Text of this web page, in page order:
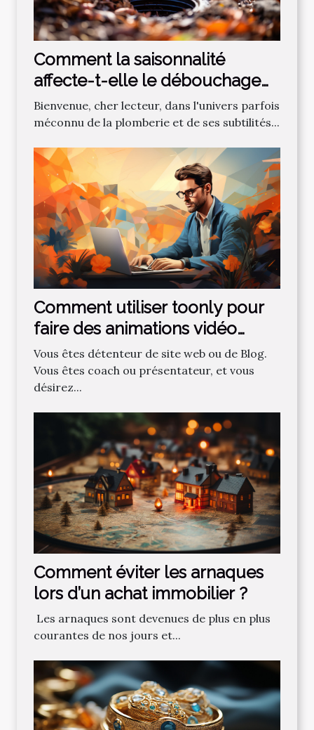
Comment la saisonnalité
affecte-t-elle le débouchage
des canalisations?
Bienvenue, cher lecteur, dans l'univers parfois
méconnu de la plomberie et de ses subtilités...
Comment utiliser toonly pour
faire des animations vidéo
professionnelles ?
Vous êtes détenteur de site web ou de Blog.
Vous êtes coach ou présentateur, et vous
désirez...
Comment‌ ‌éviter‌ ‌les‌ ‌arnaques‌
‌lors‌ ‌d’un‌ ‌achat‌ ‌immobilier ?‌ ‌
‌ Les‌ ‌arnaques‌ ‌sont‌ ‌devenues‌ ‌de‌ ‌plus‌ ‌en‌ ‌plus‌
‌courantes‌ ‌de‌ ‌nos‌ ‌jours‌ ‌et‌...